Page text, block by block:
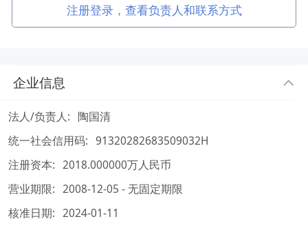
注册登录，查看负责人和联系方式
企业信息
法人/负责人: 陶国清
统一社会信用码: 91320282683509032H
注册资本: 2018.000000万人民币
营业期限: 2008-12-05 - 无固定期限
核准日期: 2024-01-11